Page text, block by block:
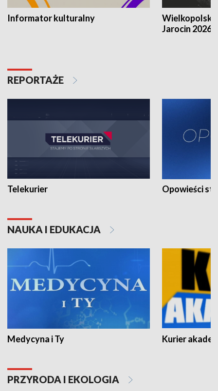
Informator kulturalny
Jarocin 2026
REPORTAŻE
Telekurier Opowieści
NAUKA I EDUKACJA
Medycyna i Ty Kurier
PRZYRODA I EKOLOGIA